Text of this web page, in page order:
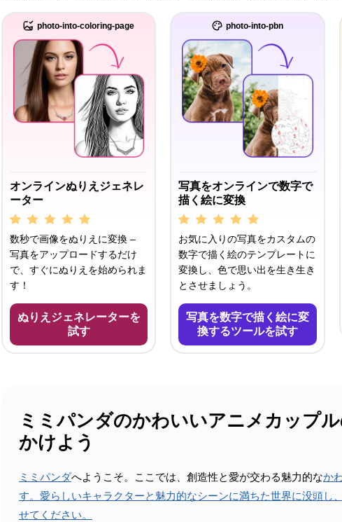
photo-into-coloring-page
オンラインぬりえジェネレ
ーター
数秒で画像をぬりえに変換 –
写真をアップロードするだけ
で、すぐにぬりえを始められま
す！
ぬりえジェネレーターを
試す
photo-into-pbn
写真をオンラインで数字で
描く絵に変換
お気に入りの写真をカスタムの
数字で描く絵のテンプレートに
変換し、色で思い出を生き生き
とさせましょう。
写真を数字で描く絵に変
換するツールを試す
ミミパンダのかわいいアニメカップ
かけよう
ミミパンダへようこそ。ここでは、創造性と愛が交わる魅力的なか
す。愛らしいキャラクターと魅力的なシーンに満ちた世界に没頭し
せてください。